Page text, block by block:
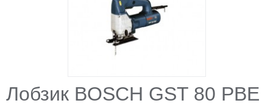
Лобзик BOSCH GST 80 PBE